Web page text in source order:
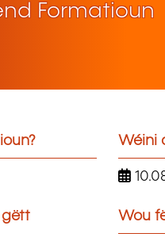
Formatioun
gëtt
Wéini
Wou